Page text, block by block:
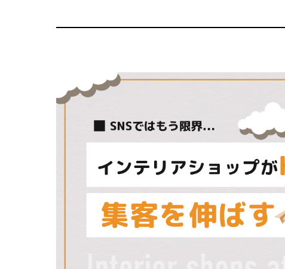
ONTACT
お問い合わせ
A
無料